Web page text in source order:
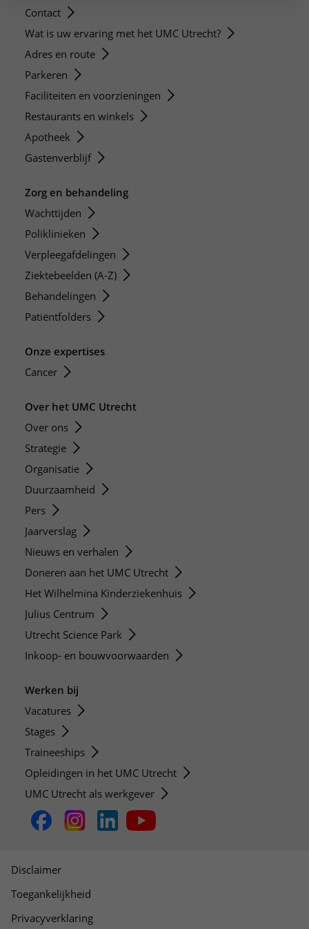
Contact
Wat is uw ervaring met het UMC Utrecht?
Adres en route
Parkeren
Faciliteiten en voorzieningen
Restaurants en winkels
Apotheek
Gastenverblijf
Zorg en behandeling
Wachttijden
Poliklinieken
Verpleegafdelingen
Ziektebeelden (A-Z)
Behandelingen
Patiëntfolders
Onze expertises
Cancer
Over het UMC Utrecht
Over ons
Strategie
Organisatie
Duurzaamheid
Pers
Jaarverslag
Nieuws en verhalen
Doneren aan het UMC Utrecht
Het Wilhelmina Kinderziekenhuis
Julius Centrum
Utrecht Science Park
Inkoop- en bouwvoorwaarden
Werken bij
Vacatures
Stages
Traineeships
Opleidingen in het UMC Utrecht
UMC Utrecht als werkgever
Disclaimer
Toegankelijkheid
Privacyverklaring